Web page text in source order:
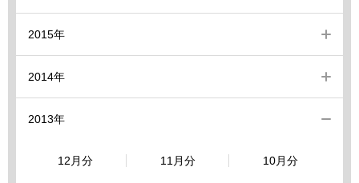
2015年
2014年
2013年
12月分 11月分 10月分